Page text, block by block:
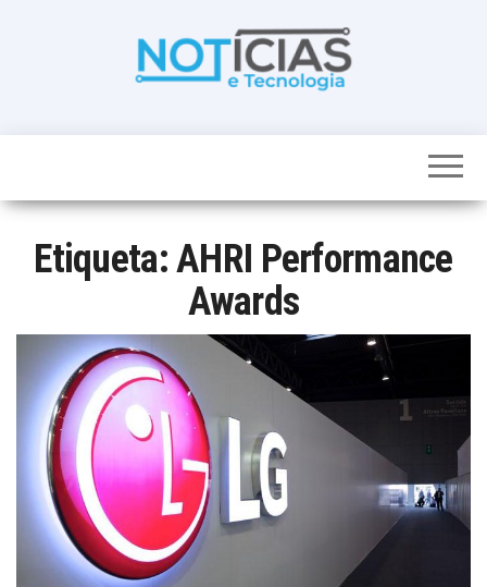
noticias de
num só lugar
Etiqueta:AHRI Performance
Awards